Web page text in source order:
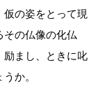
仮の姿をとって現
その仏像の化仏
励まし、ときに叱
か。